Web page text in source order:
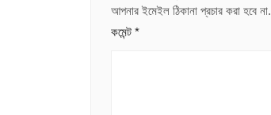
আপনার ইমেইল ঠিকানা প্রচার করা হবে না.
কমেন্ট *